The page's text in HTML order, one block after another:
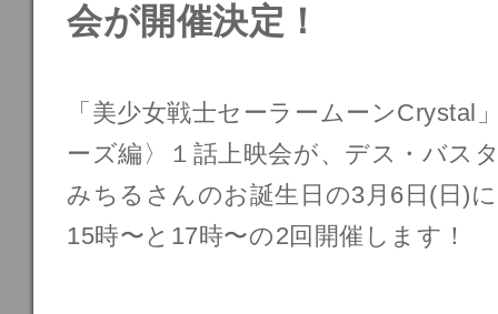
会が開催決定！
「美少女戦士セーラームーンCrystal
ーズ編〉１話上映会が、デス・バス
みちるさんのお誕生日の3月6日(日)
15時〜と17時〜の2回開催します！